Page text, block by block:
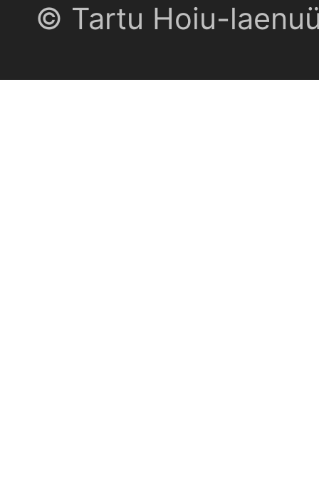
© Tartu Hoiu-